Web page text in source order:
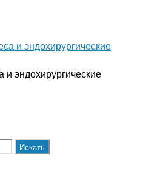
и эндохирургические